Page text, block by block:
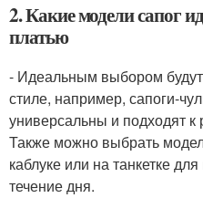
2. Какие модели сапог
платью
- Идеальным выбором будут
стиле, например, сапоги-
универсальны и подходят
Также можно выбрать
каблуке или на танкетке
течение дня.